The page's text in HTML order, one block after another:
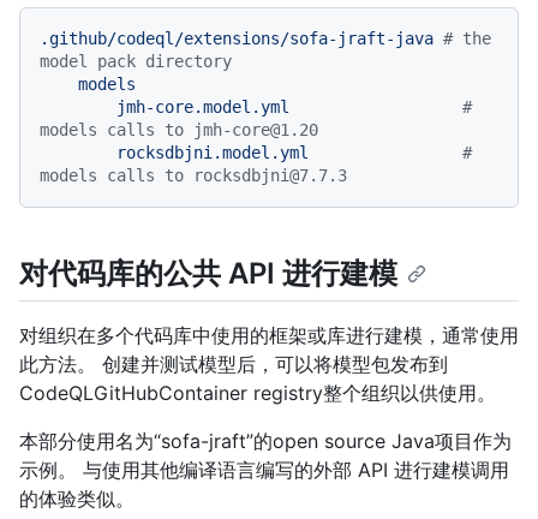
.github/codeql/extensions/sofa-jraft-java # the
model pack directory
models
jmh-core.model.yml
#
models calls to jmh-core@1.20
rocksdbjni.model.yml
#
models calls to rocksdbjni@7.7.3
对代码库的公共 API 进行建模
对组织在多个代码库中使用的框架或库进行建模，通常使用
此方法。 创建并测试模型后，可以将模型包发布到
CodeQLGitHubContainer registry整个组织以供使用。
本部分使用名为“sofa-jraft”的open source Java项目作为
示例。 与使用其他编译语言编写的外部 API 进行建模调用
的体验类似。